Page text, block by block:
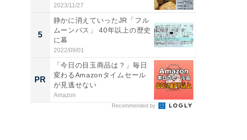
な...
2023/11/27
5
静かに消えていったJR「フル
ムーンパス」 40年以上の歴史
に幕
2022/09/01
PR
「今日の目玉商品は？」毎日
変わるAmazonタイムセール
が見逃せない
Amazon
Recommended by